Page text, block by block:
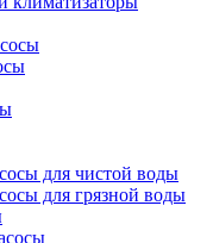
для чистой воды
для грязной воды